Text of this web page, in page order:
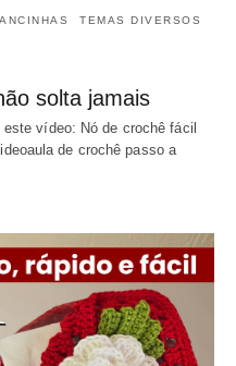
TEMAS DIVERSOS
solta jamais
vídeo: Nó de crochê fácil
de crochê passo a